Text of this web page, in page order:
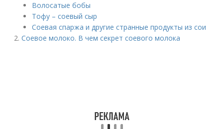
Волосатые бобы
Тофу – соевый сыр
Соевая спаржа и другие странные продукты из сои
Соевое молоко. В чем секрет соевого молока